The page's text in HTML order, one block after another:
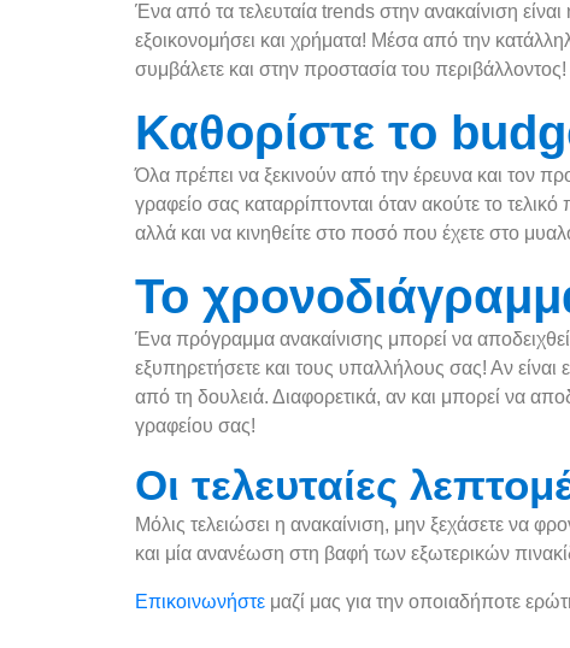
Ένα από τα τελευταία trends στην ανακαίνιση
εξοικονομήσει και χρήματα! Μέσα από την
συμβάλετε και στην προστασία του περιβάλλοντος!
Καθορίστε το
Όλα πρέπει να ξεκινούν από την έρευνα και τον
γραφείο σας καταρρίπτονται όταν ακούτε το
αλλά και να κινηθείτε στο ποσό που έχετε στο
Το
Ένα πρόγραμμα ανακαίνισης μπορεί να
εξυπηρετήσετε και τους υπαλλήλους σας! Αν
από τη δουλειά. Διαφορετικά, αν και μπορεί να
γραφείου σας!
Οι τελευταίες
Μόλις τελειώσει η ανακαίνιση, μην ξεχάσετε να
και μία ανανέωση στη βαφή των εξωτερικών
Επικοινωνήστε μαζί μας για την οποιαδήποτε